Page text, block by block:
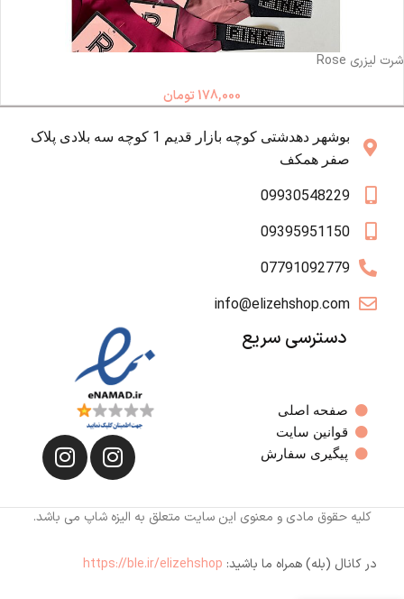
شرت لیزری Rose
178,000 تومان
بوشهر دهدشتی کوچه بازار قدیم 1 کوچه سه بلادی پلاک
صفر همکف
09930548229
09395951150
07791092779
info@elizehshop.com
دسترسی سریع
صفحه اصلی
قوانین سایت
پیگیری سفارش
کلیه حقوق مادی و معنوی این سایت متعلق به الیزه شاپ می باشد.
در کانال (بله) همراه ما باشید: https://ble.ir/elizehshop